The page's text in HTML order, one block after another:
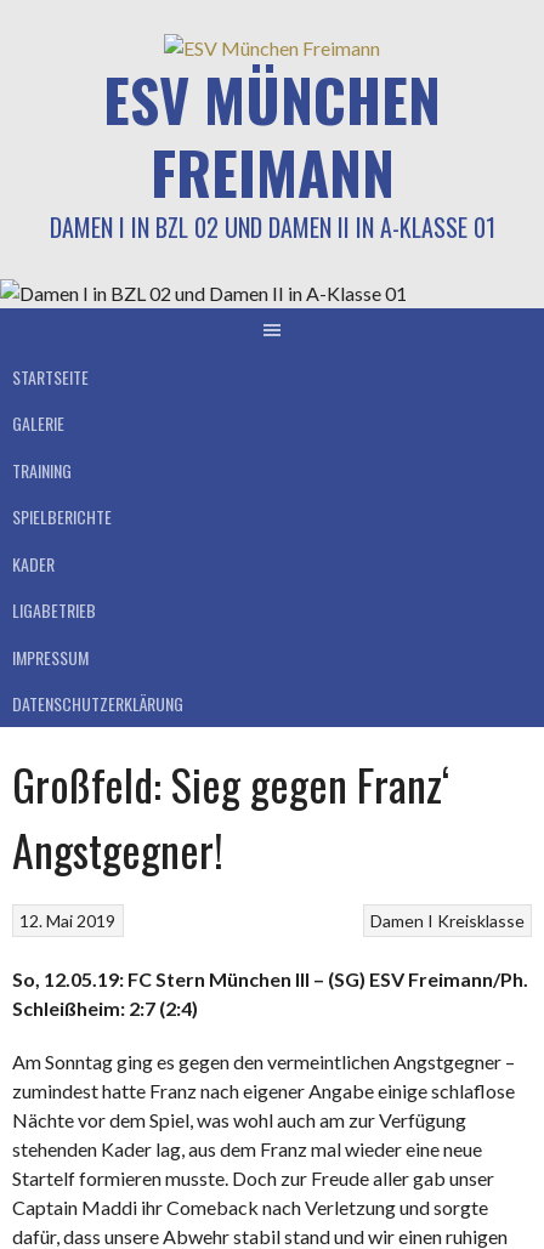
ESV MÜNCHEN
FREIMANN
DAMEN I IN BZL 02 UND DAMEN II IN A-KLASSE 01
STARTSEITE
GALERIE
TRAINING
SPIELBERICHTE
KADER
LIGABETRIEB
IMPRESSUM
DATENSCHUTZERKLÄRUNG
Großfeld: Sieg gegen Franz‘
Angstgegner!
Damen I Kreisklasse
12. Mai 2019
So, 12.05.19: FC Stern München III – (SG) ESV Freimann/Ph.
Schleißheim: 2:7 (2:4)
Am Sonntag ging es gegen den vermeintlichen Angstgegner –
zumindest hatte Franz nach eigener Angabe einige schlaflose
Nächte vor dem Spiel, was wohl auch am zur Verfügung
stehenden Kader lag, aus dem Franz mal wieder eine neue
Startelf formieren musste. Doch zur Freude aller gab unser
Captain Maddi ihr Comeback nach Verletzung und sorgte
dafür, dass unsere Abwehr stabil stand und wir einen ruhigen